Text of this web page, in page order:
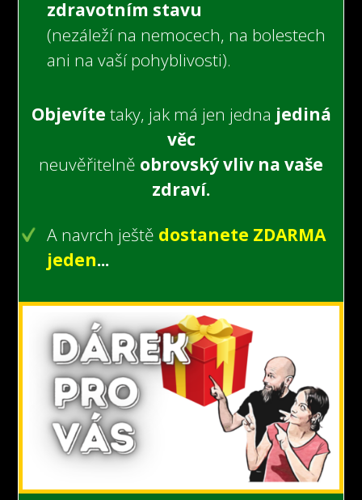
zdravotním stavu
(nezáleží na nemocech, na bolestech
ani na vaší pohyblivosti).
Objevíte taky, jak má jen jedna jediná
věc
neuvěřitelně obrovský vliv na vaše
zdraví.
A navrch ještě dostanete ZDARMA
jeden...